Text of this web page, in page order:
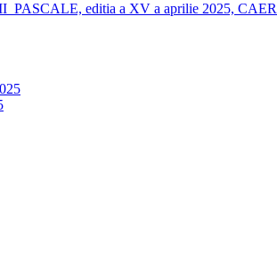
editia a XV a aprilie 2025, CAERI